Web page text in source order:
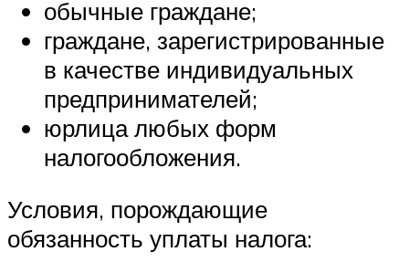
обычные граждане;
граждане, зарегистрированные
в качестве индивидуальных
предпринимателей;
юрлица любых форм
налогообложения.
Условия, порождающие
обязанность уплаты налога: